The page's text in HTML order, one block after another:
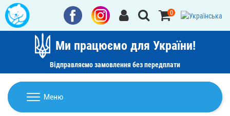
Ми працюємо для України!
Відправляємо замовлення без передплати
0
Меню
Домашній текстиль